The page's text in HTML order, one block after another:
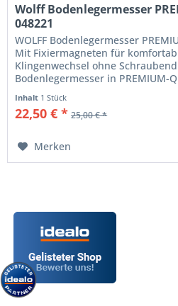
Wolff Bodenlegermesser
048221
WOLFF Bodenlegermesser
Mit Fixiermagneten für
Klingenwechsel ohne
Bodenlegermesser in PREMIUM-
Inhalt 1 Stück
22,50 € * 25,00 € *
Merken